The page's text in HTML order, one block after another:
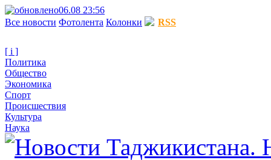
06.08 23:56
Все новости Фотолента Колонки RSS
[ i ]
Политика
Общество
Экономика
Спорт
Происшествия
Культура
Наука